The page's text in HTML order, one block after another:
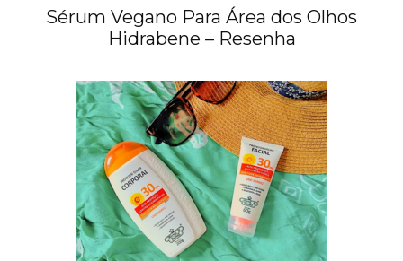
Sérum Vegano Para Área dos Olhos
Hidrabene – Resenha